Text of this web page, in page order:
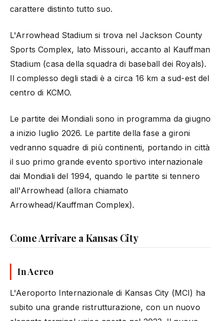
carattere distinto tutto suo.
L'Arrowhead Stadium si trova nel Jackson County
Sports Complex, lato Missouri, accanto al Kauffman
Stadium (casa della squadra di baseball dei Royals).
Il complesso degli stadi è a circa 16 km a sud-est del
centro di KCMO.
Le partite dei Mondiali sono in programma da giugno
a inizio luglio 2026. Le partite della fase a gironi
vedranno squadre di più continenti, portando in città
il suo primo grande evento sportivo internazionale
dai Mondiali del 1994, quando le partite si tennero
all'Arrowhead (allora chiamato
Arrowhead/Kauffman Complex).
Come Arrivare a Kansas City
In Aereo
L'Aeroporto Internazionale di Kansas City (MCI) ha
subito una grande ristrutturazione, con un nuovo